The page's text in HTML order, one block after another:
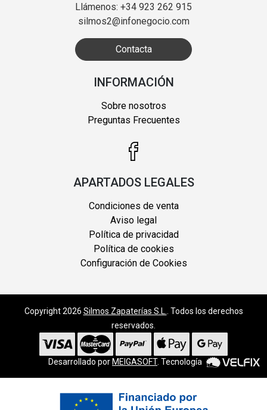
Llámenos: +34 923 262 915
silmos2@infonegocio.com
Contacta
INFORMACIÓN
Sobre nosotros
Preguntas Frecuentes
APARTADOS LEGALES
Condiciones de venta
Aviso legal
Política de privacidad
Política de cookies
Configuración de Cookies
Copyright 2026 Silmos Zapaterías S.L.
. Todos los derechos
reservados.
Desarrollado por MEIGASOFT. Tecnología